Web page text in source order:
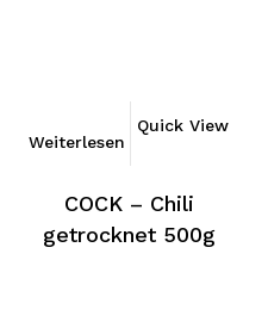
Weiterlesen
Quick View
COCK – Chili
getrocknet 500g